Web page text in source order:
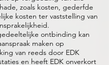
zoals kosten, gederfde
kosten ter vaststelling van
ontbinding kan
maken op
van reeds door EDK
en heeft EDK onverkort